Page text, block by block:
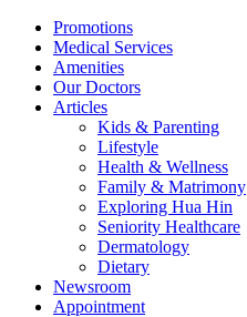
Promotions
Medical Services
Amenities
Our Doctors
Articles
Kids & Parenting
Lifestyle
Health & Wellness
Family & Matrimony
Exploring Hua Hin
Seniority Healthcare
Dermatology
Dietary
Newsroom
Appointment